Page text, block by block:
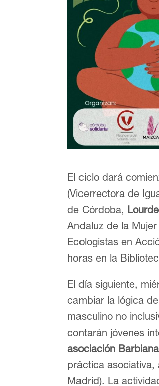
El ciclo dará
(Vicerrectora de
de Córdoba,
Andaluz de la
Ecologistas en
horas en la
El día siguiente,
cambiar la lógica
masculino no
contarán jóvenes
asociación Barbiana
práctica asociativa,
Madrid). La